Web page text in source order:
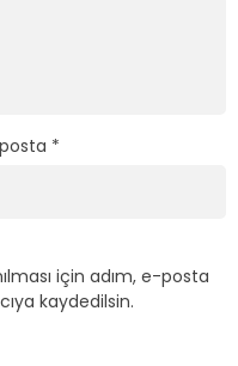
*
için adım, e-posta
kaydedilsin.